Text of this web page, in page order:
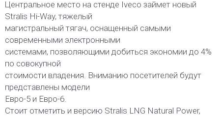
Центральное место на стенде Iveco займет новый
Stralis Hi-Way, тяжелый
магистральный тягач, оснащенный самыми
современными электронными
системами, позволяющими добиться экономии до 4%
по совокупной
стоимости владения. Вниманию посетителей будут
представлены модели
Евро-5 и Евро-6.
Стоит отметить и версию Stralis LNG Natural Power,